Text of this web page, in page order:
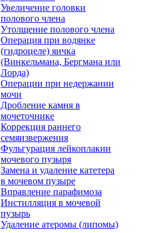
Увеличение головки
полового члена
Утолщение полового члена
Операция при водянке
(гидроцеле) яичка
(Винкельмана, Бергмана или
Лорда)
Операции при недержании
мочи
Дробление камня в
мочеточнике
Коррекция раннего
семяизвержения
Фульгурация лейкоплакии
мочевого пузыря
Замена и удаление катетера
в мочевом пузыре
Вправление парафимоза
Инстилляция в мочевой
пузырь
Удаление атеромы (липомы)